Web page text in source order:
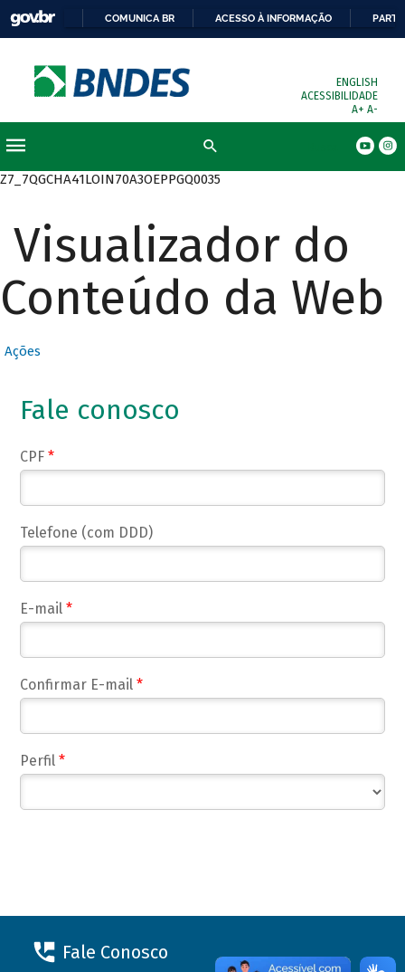
COMUNICA BR ACESSO À INFORMAÇÃO
ENGLISH
ACESSIBILIDADE
A+ A-
Z7_7QGCHA41LOIN70A3OEPPGQ0035
Visualizador do
Conteúdo da Web
Ações
Fale conosco
CPF*
Telefone (com DDD)
E-mail*
Confirmar E-mail*
Perfil*
Fale Conosco